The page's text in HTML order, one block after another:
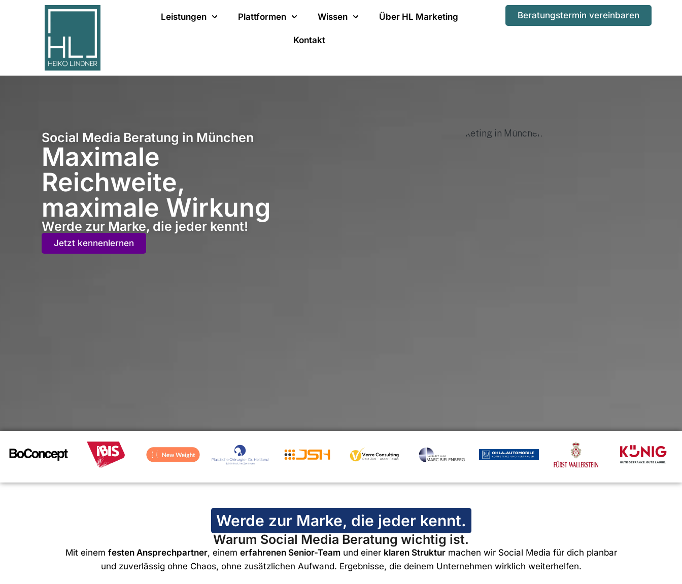
Leistungen Plattformen Wissen Über HL Marketing
Kontakt
Beratungstermin vereinbaren
Social Media Beratung in München
Maximale
Reichweite,
maximale Wirkung
Werde zur Marke, die jeder kennt!
Jetzt kennenlernen
Werde zur Marke, die jeder kennt.
Warum Social Media Beratung wichtig ist.
Mit einem festen Ansprechpartner, einem erfahrenen Senior-Teamund einer klaren Strukturmachen wir Social Media für dich planbar
und zuverlässig ohne Chaos, ohne zusätzlichen Aufwand. Ergebnisse, die deinem Unternehmen wirklich weiterhelfen.